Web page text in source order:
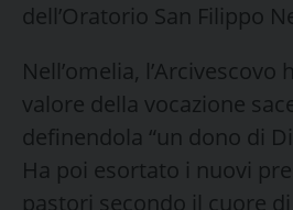
dell’Oratorio San Filippo
Nell’omelia, l’Arcivescovo
valore della vocazione
definendola “un dono di
Ha poi esortato i nuovi
pastori secondo il cuore